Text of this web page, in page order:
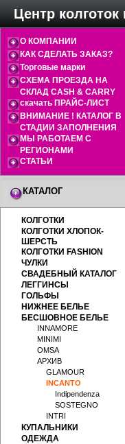
Центр колготок
О КОМПАНИИ
КАК СДЕЛАТЬ ЗАКАЗ?
Торговые марки
СХЕМА ПРОЕЗДА НА
СКЛАД CASH & CARRY
скачать ПРАЙС-ЛИСТ
ВНИМАНИЕ ! КАТАЛОГ В
СТАДИИ ЗАПОЛНЕНИЯ
МЫ РАБОТАЕМ С
РЕГИОНАМИ
СТАТЬИ
КАТАЛОГ
КОЛГОТКИ
КОЛГОТКИ ХЛОПОК-
ШЕРСТЬ
КОЛГОТКИ FASHION
ЧУЛКИ
СВАДЕБНЫЙ КАТАЛОГ
ЛЕГГИНСЫ
ГОЛЬФЫ
НИЖНЕЕ БЕЛЬЕ
БЕСШОВНОЕ БЕЛЬЕ
INNAMORE
MINIMI
OMSA
АРХИВ
GLAMOUR
INCANTO
Indipendenza
SOSTEGNO
INTRI
КУПАЛЬНИКИ
ОДЕЖДА